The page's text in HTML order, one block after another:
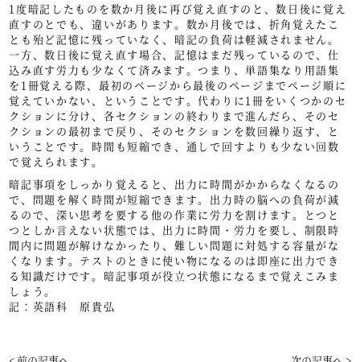
1度暗記したものを数か月後に再び覚え直すのと、数日後に覚え
直すのとでも、違いがあります。数か月後では、折角覚えたこ
とも殆ど記憶に残っていなく、暗記の負荷は軽減されません。
一方、数日後に覚え直す場合、記憶はまだ残っているので、仕
込み直す労力も少なくて済みます。つまり、単語集なり用語集
を1冊覚える際、最初のページから最後のページまでページ順に
覚えていかない、ということです。代わりに1冊をいくつかのセ
クションに分け、各セクションの終わりまで進んだら、そのセ
クションの最初まで戻り、そのセクションを数回繰り返す、と
いうことです。時間も短縮でき、通しで回すよりも少ない回数
で覚えられます。
暗記事項をしっかり覚えると、出力に時間がかからなくなるの
で、問題を解く時間が短縮できます。出力時の脳への負荷が減
るので、深い思考を要する他の作業に労力を割けます。とつと
つとしか言えない状態では、出力に時間・労力を要し、制限時
間内に問題が解けなかったり、難しい問題に対処する容量がな
くなります。テストのときに使い物になるのは即座に出力でき
る知識だけです。暗記事項が役立つ状態になるまで覚えこみま
しょう。
記：英語科 原貴弘